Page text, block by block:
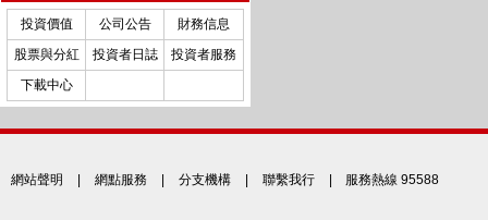
投資價值 公司公告
財務信息
股票與分紅
投資者日誌
投資者服務
下載中心
網站聲明 網點服務 分支機構 聯繫我行 | 服務熱線 95588